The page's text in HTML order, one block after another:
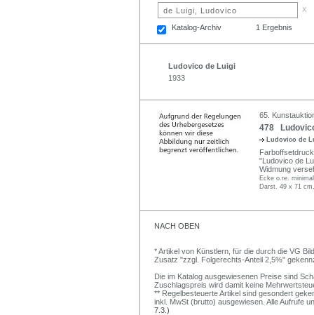
x
Katalog-Archiv 1 Ergebnis
Ludovico de Luigi
1933
65.
478
Ludovico de
"Ludovico de
Widmung
Ecke o.re.
Darst. 49 x 71
NACH OBEN
* Artikel von Künstlern, für die durch die VG
Zusatz "zzgl. Folgerechts-Anteil 2,5%"
Die im Katalog ausgewiesenen Preise sind
Zuschlagspreis wird damit keine
** Regelbesteuerte Artikel sind gesondert
inkl. MwSt (brutto) ausgewiesen. Alle Aufrufe
7.3.)